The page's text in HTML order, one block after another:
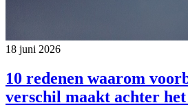
18 juni 2026
10 redenen waarom
verschil maakt achter